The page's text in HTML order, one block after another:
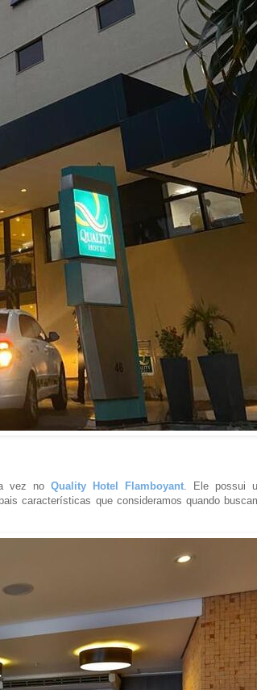
vez no Quality Hotel Flamboyant . Ele possui
características que consideramos quando